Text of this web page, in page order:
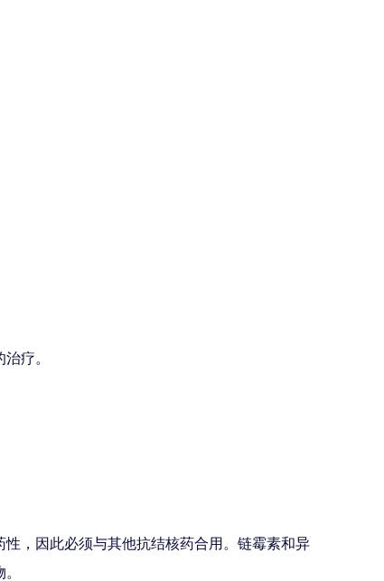
疗。
，因此必须与其他抗结核药合用。链霉素和异